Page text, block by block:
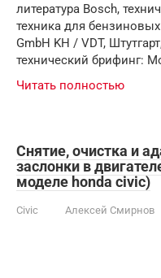
литература Bosch,
техника для
GmbH KH / VDT,
технический брифинг:
Читать полностью
Снятие, очистка и
заслонки в
моделе honda civic)
Civic Алексей Смирнов